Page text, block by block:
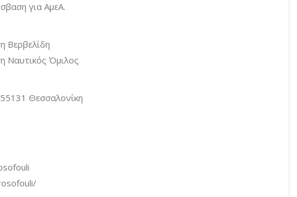
για ΑμεΑ.
Βερβελίδη
Ναυτικός Όμιλος
Θεσσαλονίκη